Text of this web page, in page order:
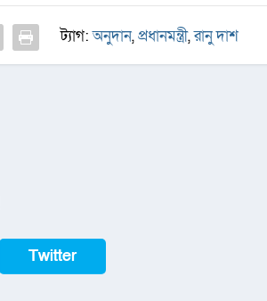
ট্যাগ:অনুদান,প্রধানমন্ত্রী,রানু দাশ
Twitter